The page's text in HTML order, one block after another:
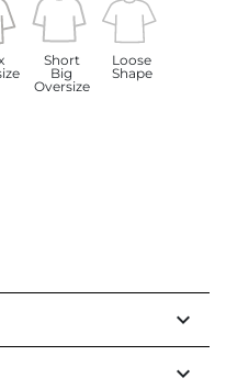
Short
Big
Oversize
Loose
Shape
keyboard_arrow_down
keyboard_arrow_down